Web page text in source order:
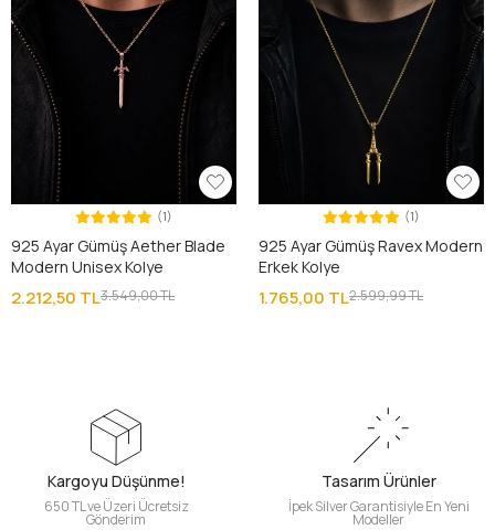
(1)
925 Ayar Gümüş Aether Blade
Modern Unisex Kolye
2.212,50 TL3.549,00 TL
(1)
925 Ayar Gümüş Ravex Modern
Erkek Kolye
1.765,00 TL2.599,99 TL
Kargoyu Düşünme!
650 TL ve Üzeri Ücretsiz
Gönderim
Tasarım Ürünler
İpek Silver Garantisiyle En Yeni
Modeller